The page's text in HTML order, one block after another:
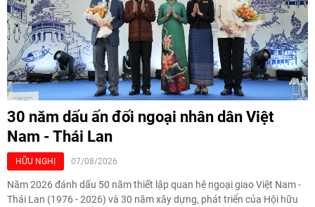
30 năm dấu ấn đối ngoại nhân dân Việt
Nam - Thái Lan
07/08/2026
HỮU NGHỊ
Năm 2026 đánh dấu 50 năm thiết lập quan hệ ngoại giao Việt Nam -
Thái Lan (1976 - 2026) và 30 năm xây dựng, phát triển của Hội hữu